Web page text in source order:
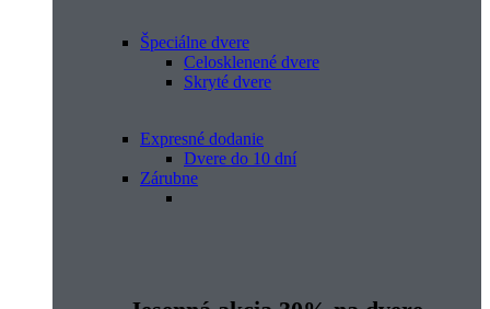
Špeciálne dvere
Celosklenené dvere
Skryté dvere
Expresné dodanie
Dvere do 10 dní
Zárubne